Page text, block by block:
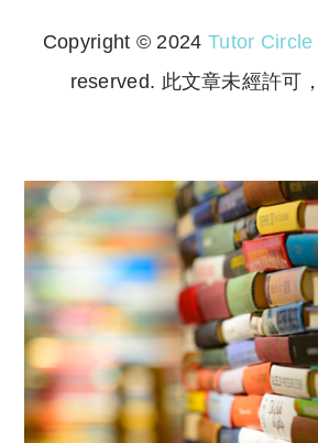
Copyright © 2024 Tutor Circle
reserved. 此文章未經許可